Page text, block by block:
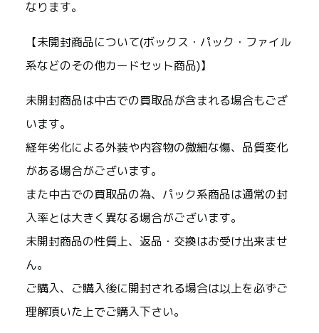
なります。
【未開封商品について(ボックス・パック・ファイル
系などのその他カードセット商品)】
未開封商品は中古での買取品が含まれる場合もござ
います。
経年劣化による外装や内容物の微細な傷、品質変化
がある場合がございます。
また中古での買取品の為、パック系商品は通常の封
入率とは大きく異なる場合がございます。
未開封商品の性質上、返品・交換はお受け出来ませ
ん。
ご購入、ご購入後に開封される場合は以上を必ずご
理解頂いた上でご購入下さい。